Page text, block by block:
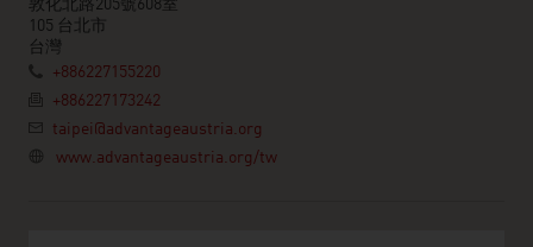
敦化北路205號608室
105 台北市
台灣
+886227155220
+886227173242
taipei@advantageaustria.org
www.advantageaustria.org/tw